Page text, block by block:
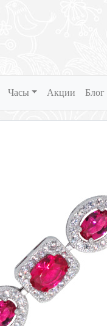
Часы Акции Блог